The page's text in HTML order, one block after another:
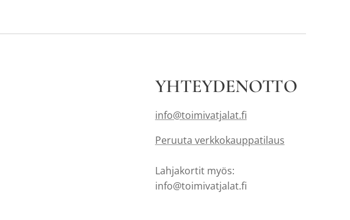
YHTEYDENOTTO
info@toimivatjalat.fi
Peruuta verkkokauppatilaus
Lahjakortit myös:
info@toimivatjalat.fi